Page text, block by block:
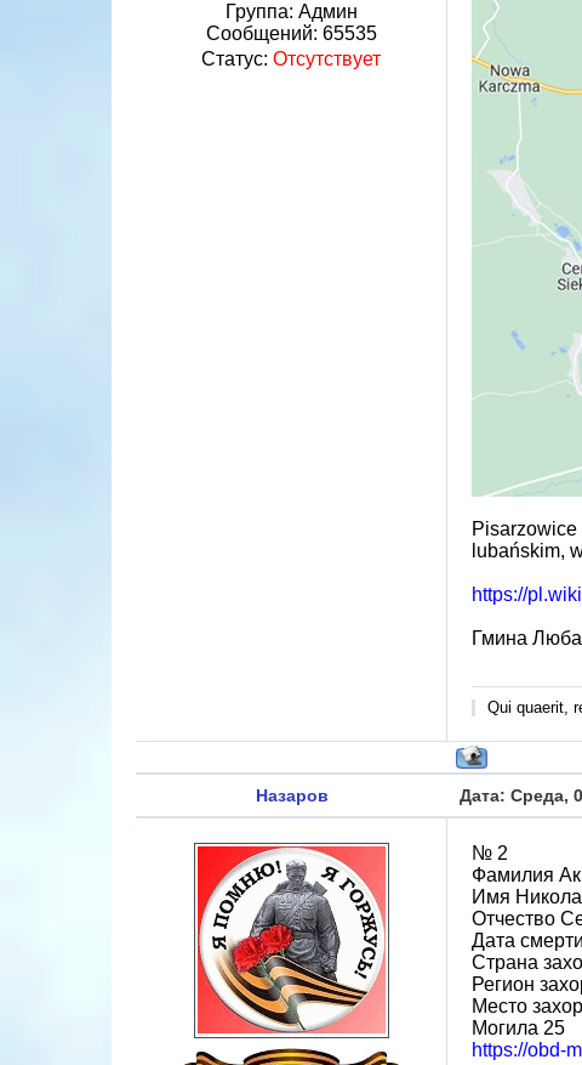
Группа: Админ
Сообщений: 65535
Статус: Отсутствует
lubańskim,
https://
Гмина
Qui quaerit,
Назаров Дата: Среда,
№ 2
Фамилия
Имя
Отчество
Дата
Страна
Регион
Место
Могила 25
https://obd-